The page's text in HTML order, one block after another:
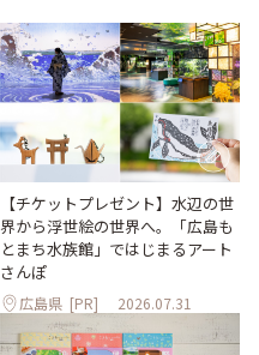
【チケットプレゼント】水辺の世
界から浮世絵の世界へ。「広島も
とまち水族館」ではじまるアート
さんぽ
広島県 [PR] 2026.07.31